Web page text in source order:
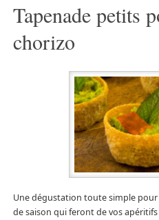
Tapenade petits
chorizo
Une dégustation toute simple pour
de saison qui feront de vos